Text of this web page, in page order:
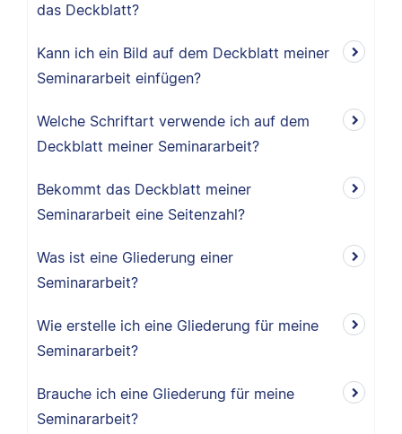
das Deckblatt?
Kann ich ein Bild auf dem Deckblatt meiner
Seminararbeit einfügen?
Welche Schriftart verwende ich auf dem
Deckblatt meiner Seminararbeit?
Bekommt das Deckblatt meiner
Seminararbeit eine Seitenzahl?
Was ist eine Gliederung einer
Seminararbeit?
Wie erstelle ich eine Gliederung für meine
Seminararbeit?
Brauche ich eine Gliederung für meine
Seminararbeit?